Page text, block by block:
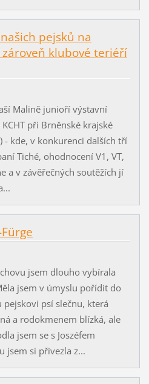
pejsků na
klubové teriéří
Malině junioří výstavní
při Brněnské krajské
- kde, v konkurenci dalších tří
Tiché, ohodnocení V1, VT,
a v závěřečných soutěžích jí
jsem dlouho vybírala
jsem v úmyslu pořídit do
psí slečnu, která
a rodokmenem blízká, ale
jsem se s Joszéfem
jsem si přivezla z...